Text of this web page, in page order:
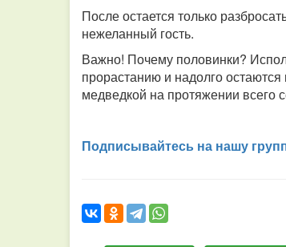
После остается только
нежеланный гость.
Важно! Почему половинки?
прорастанию и надолго
медведкой на протяжении всего
Подписывайтесь на нашу